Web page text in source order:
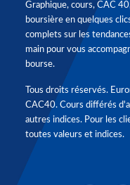
Graphique, cours, CAC
boursière en quelques
complets sur les
main pour vous
bourse.
Tous droits réservés.
CAC40. Cours différés
autres indices. Pour les
toutes valeurs et indices.